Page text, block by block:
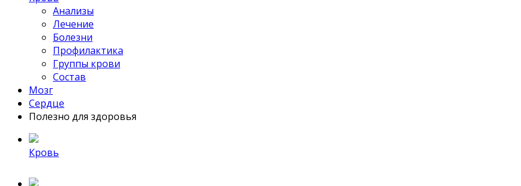
Анализы
Лечение
Болезни
Профилактика
Группы крови
Состав
Мозг
Сердце
Полезно для здоровья
Кровь